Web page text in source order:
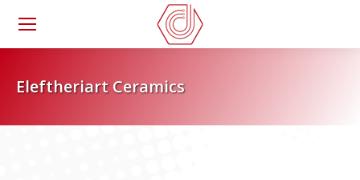
Eleftheriart Ceramics
You are here: